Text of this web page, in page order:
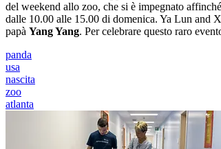
del weekend allo zoo, che si è impegnato
dalle 10.00 alle 15.00 di domenica. Ya Lun and
papà Yang Yang. Per celebrare questo raro
panda
usa
nascita
zoo
atlanta